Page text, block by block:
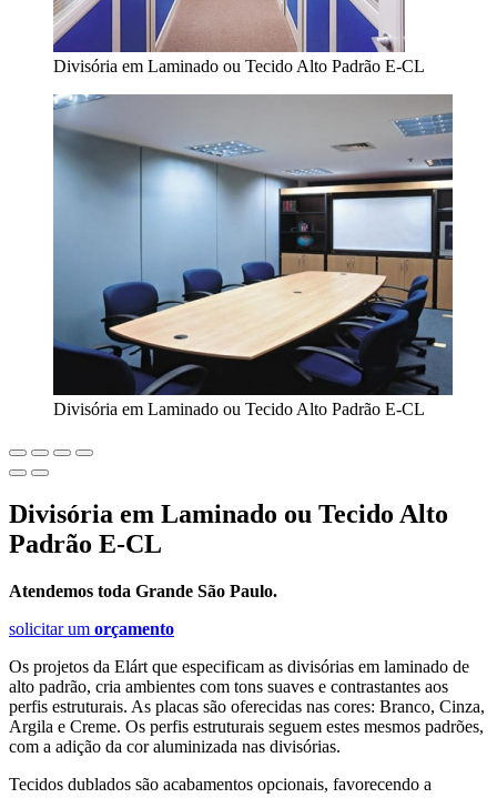
Divisória em Laminado ou Tecido Alto Padrão E-CL
Divisória em Laminado ou Tecido Alto Padrão E-CL
Divisória em Laminado ou Tecido Alto
Padrão E-CL
Atendemos toda Grande São Paulo.
solicitar um orçamento
Os projetos da Elárt que especificam as divisórias em laminado de
alto padrão, cria ambientes com tons suaves e contrastantes aos
perfis estruturais. As placas são oferecidas nas cores: Branco, Cinza,
Argila e Creme. Os perfis estruturais seguem estes mesmos padrões,
com a adição da cor aluminizada nas divisórias.
Tecidos dublados são acabamentos opcionais, favorecendo a